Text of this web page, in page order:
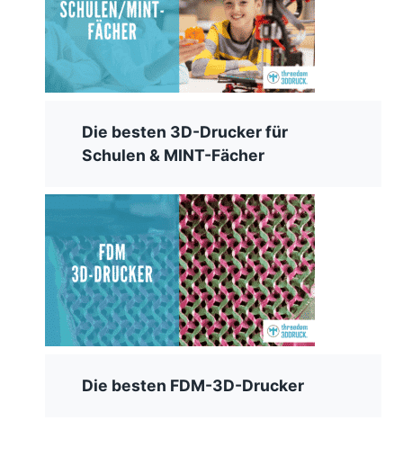
Die besten 3D-Drucker für
Schulen & MINT-Fächer
Die besten FDM-3D-Drucker